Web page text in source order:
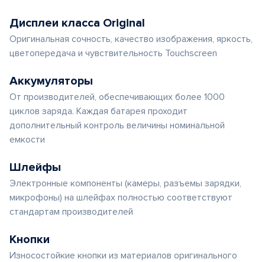
Дисплеи класса Original
Оригинальная сочность, качество изображения, яркость,
цветопередача и чувствительность Touchscreen
Аккумуляторы
От производителей, обеспечивающих более 1000
циклов заряда. Каждая батарея проходит
дополнительный контроль величины номинальной
емкости
Шлейфы
Электронные компоненты (камеры, разъемы зарядки,
микрофоны) на шлейфах полностью соответствуют
стандартам производителей
Кнопки
Износостойкие кнопки из материалов оригинального